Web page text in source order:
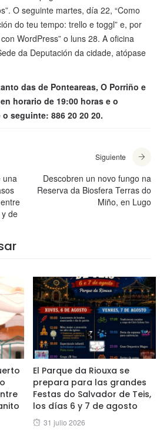
O seguinte martes, día 22, “Como
do teu tempo: trello e toggl” e, por
WordPress” o luns 28. A oficina
da Deputación da cidade, atópase
das de Ponteareas, O Porriño e
horario de 19:00 horas e o
seguinte: 886 20 20 20.
una
de
Siguiente
Descobren un novo fungo na
Reserva da Biosfera Terras do
Miño, en Lugo
El Parque da Riouxa se
prepara para las grandes
Festas do Salvador de Teis,
los días 6 y 7 de agosto
Posted
31 julio 2026